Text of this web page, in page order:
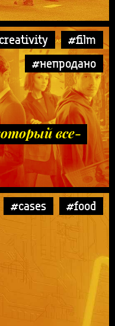
#film
#непродано
все-
#cases #food